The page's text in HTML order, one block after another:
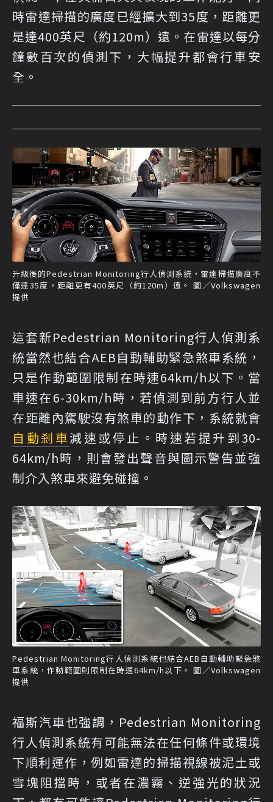
時雷達掃描的廣度已經擴大到35度，距離更
是達400英尺（約120m）遠。在雷達以每分
鐘數百次的偵測下，大幅提升都會行車安
全。
升級後的Pedestrian Monitoring行人偵測系統，雷達掃描廣度不
僅達35度，距離更有400英尺（約120m）遠。 圖／Volkswagen
提供
這套新Pedestrian Monitoring行人偵測系
統當然也結合AEB自動輔助緊急煞車系統，
只是作動範圍限制在時速64km/h以下。當
車速在6-30km/h時，若偵測到前方行人並
在距離內駕駛沒有煞車的動作下，系統就會
自動剎車減速或停止。時速若提升到30-
64km/h時，則會發出聲音與圖示警告並強
制介入煞車來避免碰撞。
Pedestrian Monitoring行人偵測系統也結合AEB自動輔助緊急煞
車系統，作動範圍則限制在時速64km/h以下。 圖／Volkswagen
提供
福斯汽車也強調，Pedestrian Monitoring
行人偵測系統有可能無法在任何條件或環境
下順利運作，例如雷達的掃描視線被泥土或
雪塊阻擋時，或者在濃霧、逆強光的狀況